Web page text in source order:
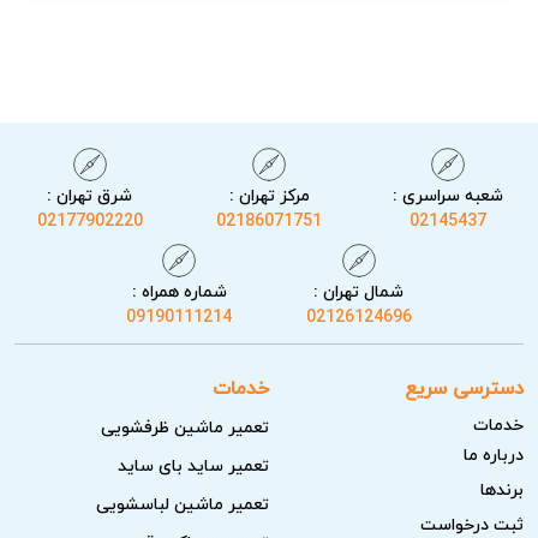
نکات مهم قبل از درخواست تعمیر جاروبرقی لایونزا
چند مورد ساده و بی‌خطر را بررسی کنید که گاهی مشکل را رفع
می‌کند و نیاز به تعمیر تخصصی نمی‌باشد.
و دوشاخه به درستی وصل شده؛ همچنین فیوز یا محافظ
شعبه سراسری :
02145437
مرکز تهران :
02186071751
شرق تهران :
02177902220
شمال تهران :
02126124696
شماره همراه :
09190111214
دسترسی سریع
خدمات
درباره ما
برندها
ثبت درخواست
خدمات
تعمیر ماشین ظرفشویی
تعمیر ساید بای ساید
تعمیر ماشین لباسشویی